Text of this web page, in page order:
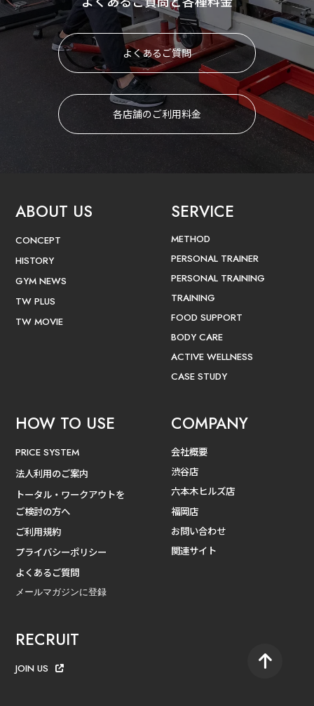
よくあるご質問
各店舗のご利用料金
ABOUT US
CONCEPT
HISTORY
GYM NEWS
TW PLUS
TW MOVIE
SERVICE
METHOD
PERSONAL TRAINER
PERSONAL TRAINING
TRAINING
FOOD SUPPORT
BODY CARE
ACTIVE WELLNESS
CASE STUDY
HOW TO USE
PRICE SYSTEM
法人利用のご案内
トータル・ワークアウトを
ご検討の方へ
ご利用規約
プライバシーポリシー
よくあるご質問
メールマガジンに登録
COMPANY
会社概要
渋谷店
六本木ヒルズ店
福岡店
お問い合わせ
関連サイト
RECRUIT
JOIN US